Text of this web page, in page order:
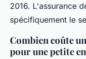
2016. L'assurance
spécifiquement le
Combien coûte
pour une petite